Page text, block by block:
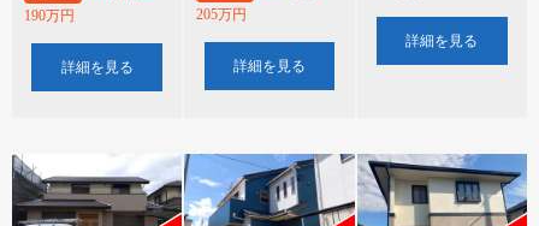
190万円
詳細を見る
205万円
詳細を見る
詳細を見る